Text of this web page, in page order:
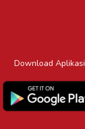
Download Aplikasi